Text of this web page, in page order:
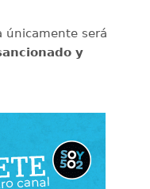
únicamente será
y